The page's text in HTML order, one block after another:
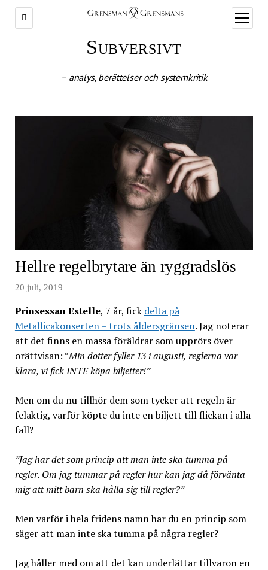
öppna
meny
Subversivt
– analys, berättelser och systemkritik
Hellre regelbrytare än ryggradslös
20 juli, 2019
Prinsessan Estelle, 7 år, fick delta på
Metallicakonserten – trots åldersgränsen. Jag noterar
att det finns en massa föräldrar som upprörs över
orättvisan: ”Min dotter fyller 13 i augusti, reglerna var
klara, vi fick INTE köpa biljetter!”
Men om du nu tillhör dem som tycker att regeln är
felaktig, varför köpte du inte en biljett till flickan i alla
fall?
”Jag har det som princip att man inte ska tumma på
regler. Om jag tummar på regler hur kan jag då förvänta
mig att mitt barn ska hålla sig till regler?”
Men varför i hela fridens namn har du en princip som
säger att man inte ska tumma på några regler?
Jag håller med om att det kan underlättar tillvaron en